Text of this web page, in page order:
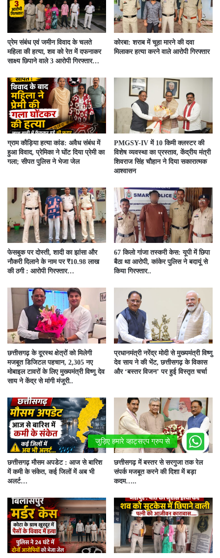
प्रेम संबंध एवं जमीन विवाद के चलते
महिला की हत्या, शव को रेत में दफनाकर
साक्ष्य छिपाने वाले 3 आरोपी गिरफ्तार…
कोरबा: शराब में चूहा मारने की दवा
मिलाकर हत्या करने वाले आरोपी गिरफ्तार
ग्राम कौड़िया हत्या कांड: अवैध संबंध में
हुआ विवाद, प्रेमिका ने घोंट दिया प्रेमी का
गला; सीपत पुलिस ने भेजा जेल
PMGSY-IV में 10 किमी क्लस्टर की
विशेष व्यवस्था का प्रस्ताव, केंद्रीय मंत्री
शिवराज सिंह चौहान ने दिया सकारात्मक
आश्वासन
फेसबुक पर दोस्ती, शादी का झांसा और
नौकरी दिलाने के नाम पर ₹10.98 लाख
की ठगी : आरोपी गिरफ्तार…
67 किलो गांजा तस्करी केस: यूपी में छिपा
बैठा था आरोपी, कांकेर पुलिस ने बदायूं से
किया गिरफ्तार..
छत्तीसगढ़ के दूरस्थ क्षेत्रों को मिलेगी
मजबूत डिजिटल पहचान, 2,305 नए
मोबाइल टावरों के लिए मुख्यमंत्री विष्णु देव
साय ने केंद्र से मांगी मंजूरी..
प्रधानमंत्री नरेंद्र मोदी से मुख्यमंत्री विष्णु
देव साय ने की भेंट, छत्तीसगढ़ के विकास
और ‘बस्तर विजन’ पर हुई विस्तृत चर्चा
छत्तीसगढ़ मौसम अपडेट : आज से बारिश
में कमी के संकेत, कई जिलों में अब भी
अलर्ट…
छत्तीसगढ़ में बस्तर से सरगुजा तक रेल
संपर्क मजबूत करने की दिशा में बड़ा
कदम…..